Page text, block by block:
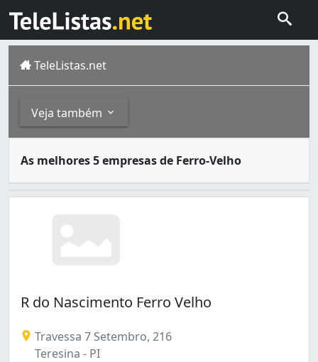
TeleListas.net
Veja também
As melhores 5 empresas de Ferro-Velho
Teresina é a capital do Piauí e está localizada no
R do Nascimento Ferro Velho
Travessa 7 Setembro, 216
Teresina - PI